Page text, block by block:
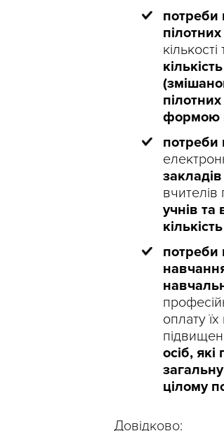
потреби
формою
потреби
учнів та
потреби
оплату
осіб,
цілому
Довідково: